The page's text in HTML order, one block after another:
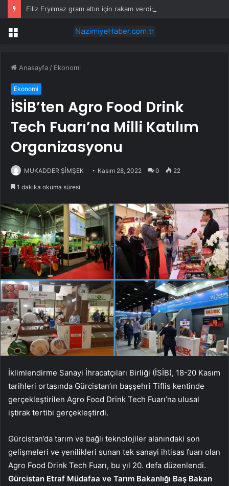
Menü
Anasayfa / Ekonomi
Ekonomi
İSİB’ten Agro Food Drink
Tech Fuarı’na Milli Katılım
Organizasyonu
MUKADDER ŞİMŞEK Kasım 28, 2022 0 22
1 dakika okuma süresi
İklimlendirme Sanayi İhracatçıları Birliği (İSİB), 18-20 Kasım
tarihleri ortasında Gürcistan’ın başşehri Tiflis kentinde
gerçekleştirilen Agro Food Drink Tech Fuarı’na ulusal
iştirak tertibi gerçekleştirdi.
Gürcistan’da tarım ve bağlı teknolojiler alanındaki son
gelişmeleri ve yenilikleri sunan tek sanayi ihtisas fuarı olan
Agro Food Drink Tech Fuarı, bu yıl 20. defa düzenlendi.
Gürcistan Etraf Müdafaa ve Tarım Bakanlığı Baş Bakan